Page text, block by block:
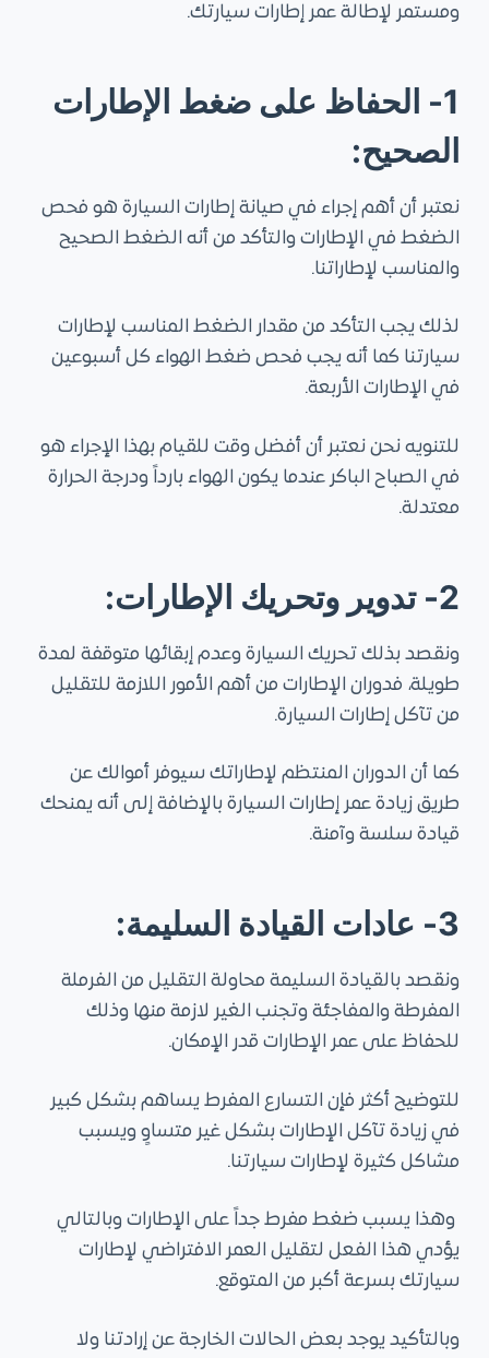
ومستمر لإطالة عمر إطارات سيارتك.
1-
الحفاظ على ضغط الإطارات
الصحيح:
نعتبر أن أهم إجراء في صيانة إطارات السيارة هو فحص
الضغط في الإطارات والتأكد من أنه الضغط الصحيح
والمناسب لإطاراتنا.
لذلك يجب التأكد من مقدار الضغط المناسب لإطارات
سيارتنا كما أنه يجب فحص ضغط الهواء كل أسبوعين
في الإطارات الأربعة.
للتنويه نحن نعتبر أن أفضل وقت للقيام بهذا الإجراء هو
في الصباح الباكر عندما يكون الهواء بارداً ودرجة الحرارة
معتدلة.
2- تدوير وتحريك الإطارات:
ونقصد بذلك تحريك السيارة وعدم إبقائها متوقفة لمدة
طويلة، فدوران الإطارات من أهم الأمور اللازمة للتقليل
من تآكل إطارات السيارة.
كما أن الدوران المنتظم لإطاراتك سيوفر أموالك عن
طريق زيادة عمر إطارات السيارة بالإضافة إلى أنه يمنحك
قيادة سلسة وآمنة.
3- عادات القيادة السليمة:
ونقصد بالقيادة السليمة محاولة التقليل من الفرملة
المفرطة والمفاجئة وتجنب الغير لازمة منها وذلك
للحفاظ على عمر الإطارات قدر الإمكان.
للتوضيح أكثر فإن التسارع المفرط يساهم بشكل كبير
في زيادة تآكل الإطارات بشكل غير متساوٍ ويسبب
مشاكل كثيرة لإطارات سيارتنا.
وهذا يسبب ضغط مفرط جداً على الإطارات وبالتالي
يؤدي هذا الفعل لتقليل العمر الافتراضي لإطارات
سيارتك بسرعة أكبر من المتوقع.
وبالتأكيد يوجد بعض الحالات الخارجة عن إرادتنا ولا